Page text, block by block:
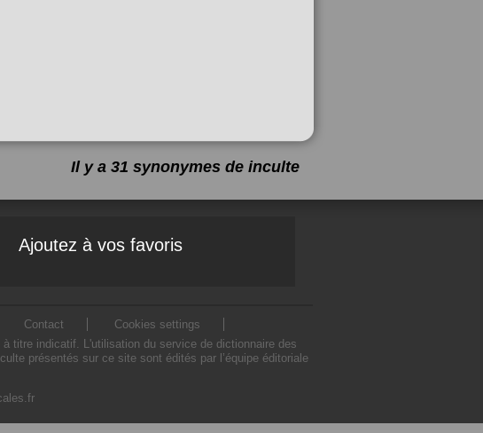
Il y a 31 synonymes de inculte
Ajoutez à vos favoris
Contact
Cookies settings
titre indicatif. L'utilisation du service de dictionnaire des
présentés sur ce site sont édités par l’équipe éditoriale